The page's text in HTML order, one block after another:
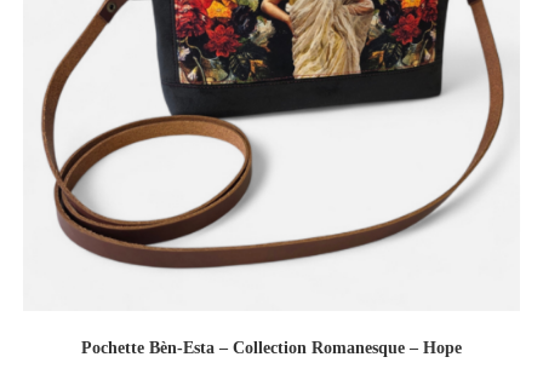
Pochette Bèn-Esta – Collection Romanesque – Hope